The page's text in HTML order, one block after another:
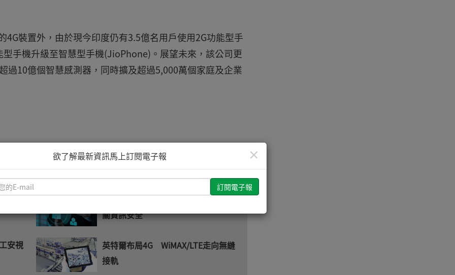
裝置外，由於現今印度仍有3.5億名用戶使用2G功能型手
手機升級至智慧型手機(JioPhone)。展望未來，該公司更
過10億個智慧感測器，同時擴及超過5,000萬個家庭及企業
公版
安視
推薦文章
搭配企業用中介軟體 智慧型手機把
關資訊安全
英特爾布局4G WiMAX/LTE走向無縫
接軌
×
欲了解最新資訊馬上訂閱電子報
輸
您
E-
mail